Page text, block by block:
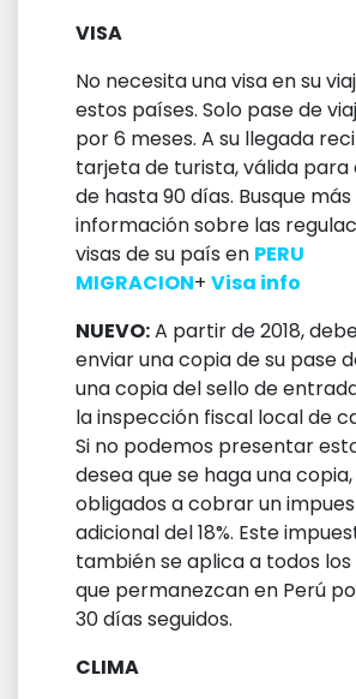
VISA
No necesita una visa en su
estos países. Solo pase de
por 6 meses. A su llegada
tarjeta de turista, válida para
de hasta 90 días. Busque más
información sobre las
visas de su país en PERU
MIGRACION+ Visa info
NUEVO:A partir de 2018,
enviar una copia de su pase
una copia del sello de
la inspección fiscal local de
Si no podemos presentar
desea que se haga una
obligados a cobrar un
adicional del 18%. Este
también se aplica a todos
que permanezcan en Perú
30 días seguidos.
CLIMA